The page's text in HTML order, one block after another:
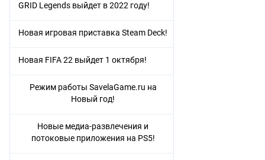
GRID Legends выйдет в 2022 году!
Новая игровая приставка Steam Deck!
Новая FIFA 22 выйдет 1 октября!
Режим работы SavelaGame.ru на
Новый год!
Новые медиа-развлечения и
потоковые приложения на PS5!